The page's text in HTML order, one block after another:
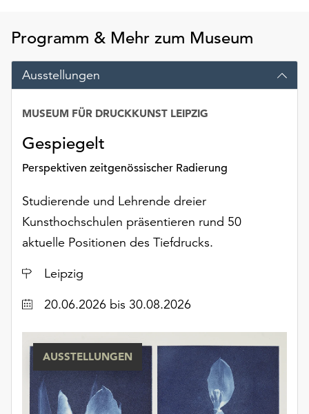
und
widerrufen.
Dafür
steht
am
Ende
der
Seite
Schaltfläche
„Cookie-
Einstellungen“
zur
Funktionale
werden
ohne
Einverständnis
weiterhin
ausgeführt.
Programm & Mehr zum Museum
Ausstellungen
Gespiegelt
Perspektiven zeitgenössischer Radierung
MUSEUM FÜR DRUCKKUNST LEIPZIG
Studierende und Lehrende dreier
Kunsthochschulen präsentieren rund 50
aktuelle Positionen des Tiefdrucks.
Ort
Leipzig
Datum20.06.2026 bis 30.08.2026
AUSSTELLUNGEN